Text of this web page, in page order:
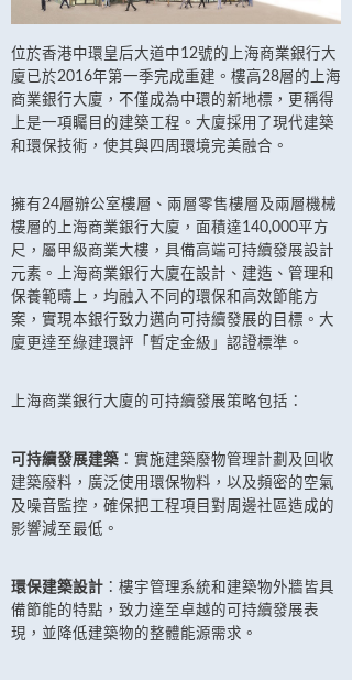
位於香港中環皇后大道中12號的上海商業銀行大
廈已於2016年第一季完成重建。樓高28層的上海
商業銀行大廈，不僅成為中環的新地標，更稱得
上是一項矚目的建築工程。大廈採用了現代建築
和環保技術，使其與四周環境完美融合。
擁有24層辦公室樓層、兩層零售樓層及兩層機械
樓層的上海商業銀行大廈，面積達140,000平方
尺，屬甲級商業大樓，具備高端可持續發展設計
元素。上海商業銀行大廈在設計、建造、管理和
保養範疇上，均融入不同的環保和高效節能方
案，實現本銀行致力邁向可持續發展的目標。大
廈更達至綠建環評「暫定金級」認證標準。
上海商業銀行大廈的可持續發展策略包括：
可持續發展建築 ：實施建築廢物管理計劃及回收
建築廢料，廣泛使用環保物料，以及頻密的空氣
及噪音監控，確保把工程項目對周邊社區造成的
影響減至最低。
環保建築設計 ：樓宇管理系統和建築物外牆皆具
備節能的特點，致力達至卓越的可持續發展表
現，並降低建築物的整體能源需求。